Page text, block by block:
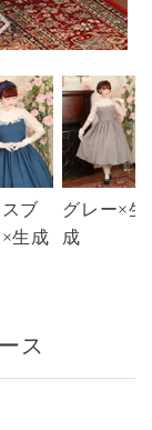
ブ
生成
グレー×生
成
ス